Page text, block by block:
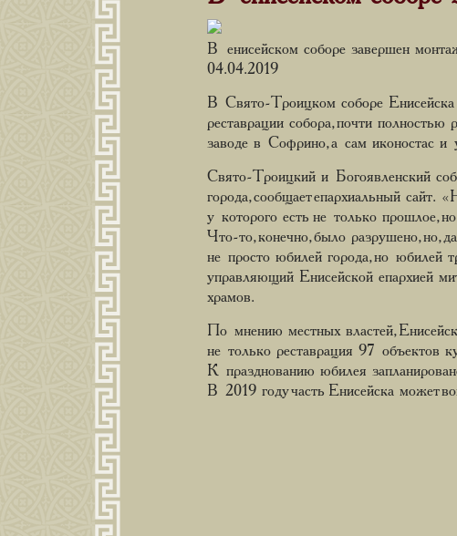
В енисейском соборе завершен
04.04.2019
В Свято-Троицком соборе Енисейска
реставрации собора, почти
заводе в Софрино, а сам иконостас и
Свято-Троицкий и Богоявленский
города, сообщает епархиальный
у которого есть не только прошлое,
Что-то, конечно, было разрушено, но,
не просто юбилей города, но юбилей
управляющий Енисейской епархией
храмов.
По мнению местных властей,
не только реставрация 97 объектов
К празднованию юбилея
В 2019 году часть Енисейска